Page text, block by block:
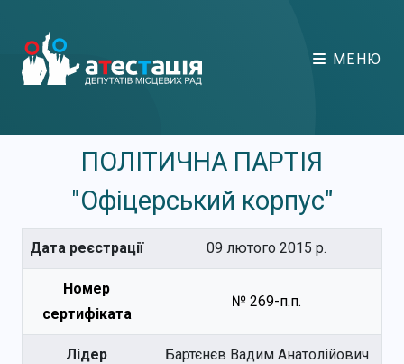
МЕНЮ
ПОЛІТИЧНА ПАРТІЯ
"Офіцерський корпус"
Дата реєстрації 09 лютого 2015 р.
Номер
сертифіката
№ 269-п.п.
Лідер Бартєнєв Вадим Анатолійович